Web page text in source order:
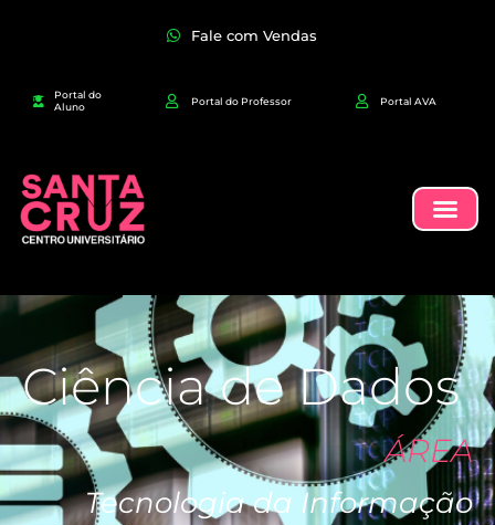
Fale com Vendas
Portal do
Aluno
Portal do Professor Portal AVA
Ciência de Dados
ÁREA
Tecnologia da Informação